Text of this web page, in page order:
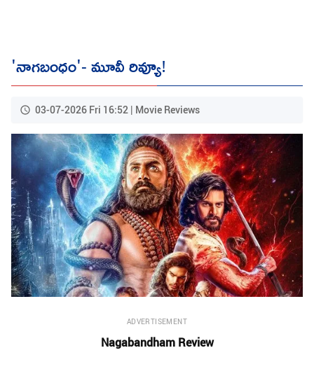
'నాగబంధం'- మూవీ రివ్యూ!
03-07-2026 Fri 16:52 | Movie Reviews
ADVERTISEMENT
Nagabandham Review